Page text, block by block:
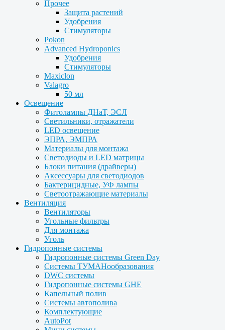
Прочее
Защита растений
Удобрения
Стимуляторы
Pokon
Advanced Hydroponics
Удобрения
Стимуляторы
Maxiclon
Valagro
50 мл
Освещение
Фитолампы ДНаТ, ЭСЛ
Светильники, отражатели
LED освещение
ЭПРА, ЭМПРА
Материалы для монтажа
Светодиоды и LED матрицы
Блоки питания (драйверы)
Аксессуары для светодиодов
Бактерицидные, УФ лампы
Светоотражающие материалы
Вентиляция
Вентиляторы
Угольные фильтры
Для монтажа
Уголь
Гидропонные системы
Гидропонные системы Green Day
Системы ТУМАНообразования
DWC системы
Гидропонные системы GHE
Капельный полив
Системы автополива
Комплектующие
AutoPot